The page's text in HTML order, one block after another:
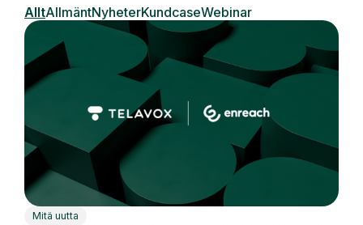
AlltAllmäntNyheterKundcaseWebinar
Mitä uutta